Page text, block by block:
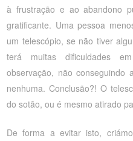
à frustração e ao abandono
gratificante. Uma pessoa
um telescópio, se não tiver
terá muitas dificuldades
observação, não conseguindo
nenhuma. Conclusão?! O
do sotão, ou é mesmo atirado
De forma a evitar isto,